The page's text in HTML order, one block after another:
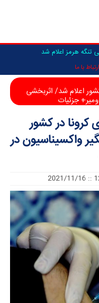
تنگه هرمز اعلام شد
ارتباط با ما
اعلام شد/ اثربخشی
جزئیات
در کشور
واکسیناسیون در